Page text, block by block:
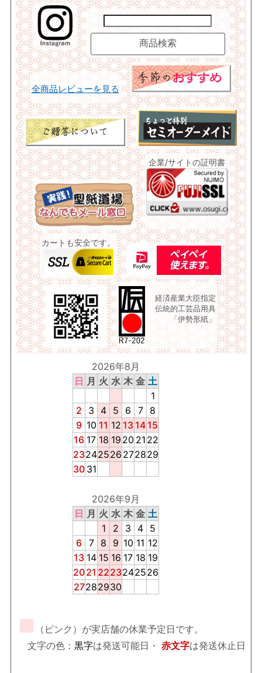
全商品レビューを見る
企業/サイトの証明書
カートも安全です。
経済産業大臣指定
伝統的工芸品用具
「伊勢形紙」
2026年8月
日 月 火 水 木 金 土
1
2
3 4 5 6 7
8
9 10 11 12 13 14 15
16 17 18 19 20 21 22
23242526 272829
30 31
2026年9月
日 月 火 水 木 金 土
1
2 3 4 5
6 7 8 9 10 11 12
13 14 15 16 17 18 19
2021 2223242526
27282930
■
（ピンク）が実店舗の休業予定日です。
文字の色： 黒字は発送可能日・ 赤文字は発送休止日